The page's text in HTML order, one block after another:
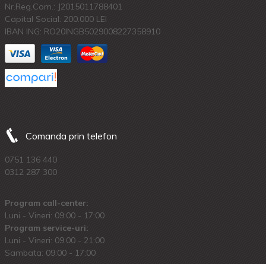
Nr.Reg.Com.: J2015011788401
Capital Social: 200.000 LEI
IBAN ING: RO20INGB5029008227358910
Comanda prin telefon
0751 136 440
0312 287 300
Program call-center:
Luni - Vineri: 09:00 - 17:00
Program service-uri:
Luni - Vineri: 09.00 - 21:00
Sambata: 09:00 - 17:00